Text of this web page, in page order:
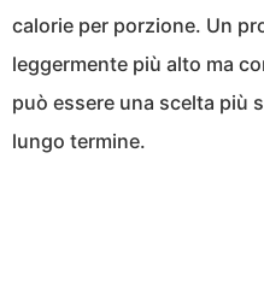
calorie per porzione. Un
leggermente più alto ma
può essere una scelta più
lungo termine.